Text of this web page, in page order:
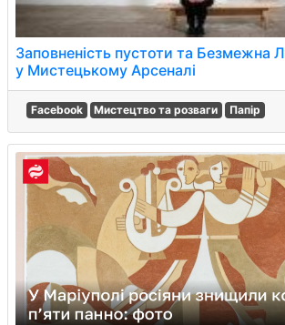
Заповненість пустоти та Безмежна
у Мистецькому Арсеналі
Facebook Мистецтво та розваги Папір